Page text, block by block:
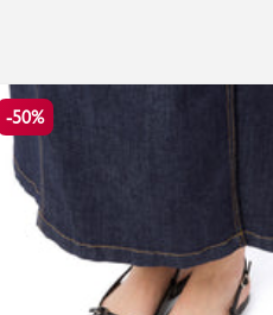
-50%